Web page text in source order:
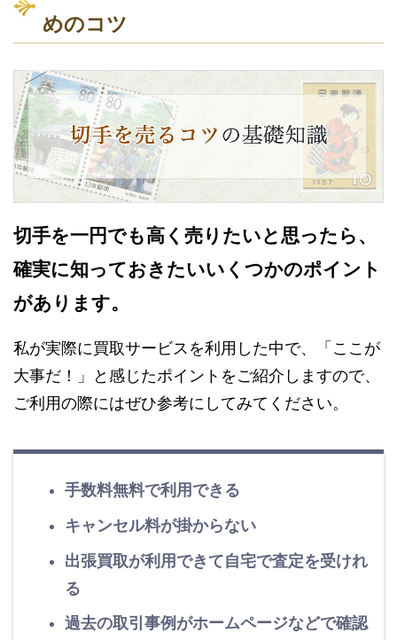
めのコツ
切手を一円でも高く売りたいと思ったら、
確実に知っておきたいいくつかのポイント
があります。
私が実際に買取サービスを利用した中で、「ここが
大事だ！」と感じたポイントをご紹介しますので、
ご利用の際にはぜひ参考にしてみてください。
手数料無料で利用できる
キャンセル料が掛からない
出張買取が利用できて自宅で査定を受けれ
る
過去の取引事例がホームページなどで確認